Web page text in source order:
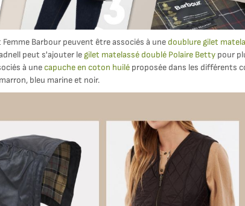
Barbour peuvent être associés à une doublure gilet
peut s'ajouter le gilet matelassé doublé Polaire Betty pour
à une capuche en coton huilé proposée dans les différents
bleu marine et noir.